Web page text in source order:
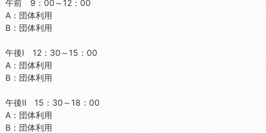
午前 9：00～12：00
A：団体利用
B：団体利用
午後Ⅰ 12：30～15：00
A：団体利用
B：団体利用
午後Ⅱ 15：30～18：00
A：団体利用
B：団体利用